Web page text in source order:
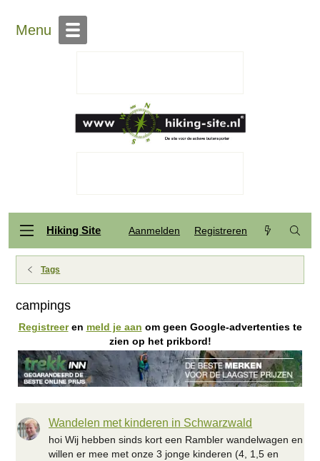
Menu
Hiking Site Aanmelden Registreren
Tags
campings
Registreeren meld je aan om geen Google-advertenties te
zien op het prikbord!
Wandelen met kinderen in Schwarzwald
hoi Wij hebben sinds kort een Rambler wandelwagen en
willen er mee met onze 3 jonge kinderen (4, 1,5 en